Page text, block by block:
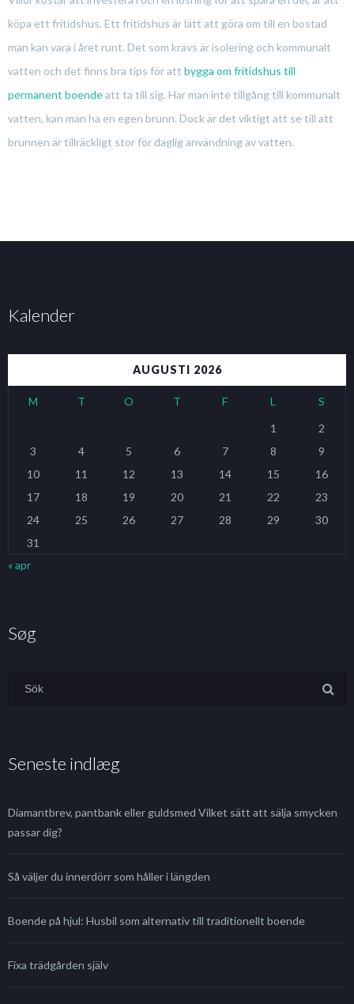
köpa ett fritidshus. Ett fritidshus är lätt att göra om till en bostad
man kan vara i året runt. Det som krävs är isolering och kommunalt
vatten och det finns bra tips för att bygga om fritidshus till
permanent boendeatt ta till sig. Har man inte tillgång till kommunalt
vatten, kan man ha en egen brunn. Dock är det viktigt att se till att
brunnen är tillräckligt stor för daglig användning av vatten.
Kalender
AUGUSTI 2026
M T O T F L
S
1
2
3
4 5 6 7 8
9
10
11 12 13 14 15
16
17
18 19 20 21 22
23
24
25 26 27 28 29
30
31
« apr
Søg
Seneste indlæg
Diamantbrev, pantbank eller guldsmed Vilket sätt att sälja smycken
passar dig?
Så väljer du innerdörr som håller i längden
Boende på hjul: Husbil som alternativ till traditionellt boende
Fixa trädgården själv